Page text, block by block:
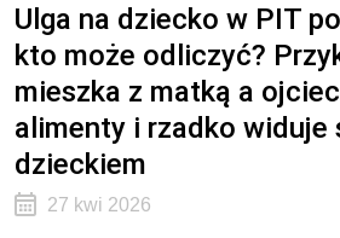
Ulga na dziecko w PIT
kto może odliczyć?
mieszka z matką a
alimenty i rzadko widuje
dzieckiem
27 kwi 2026